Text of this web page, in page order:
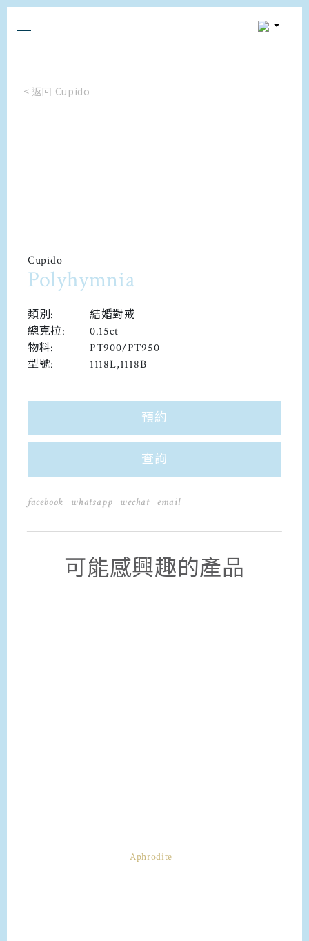
< 返回 Cupido
Cupido
Polyhymnia
類別:
結婚對戒
總克拉:
0.15ct
物料:
PT900/PT950
型號:
1118L,1118B
預約
查詢
facebook whatsapp wechat email
可能感興趣的產品